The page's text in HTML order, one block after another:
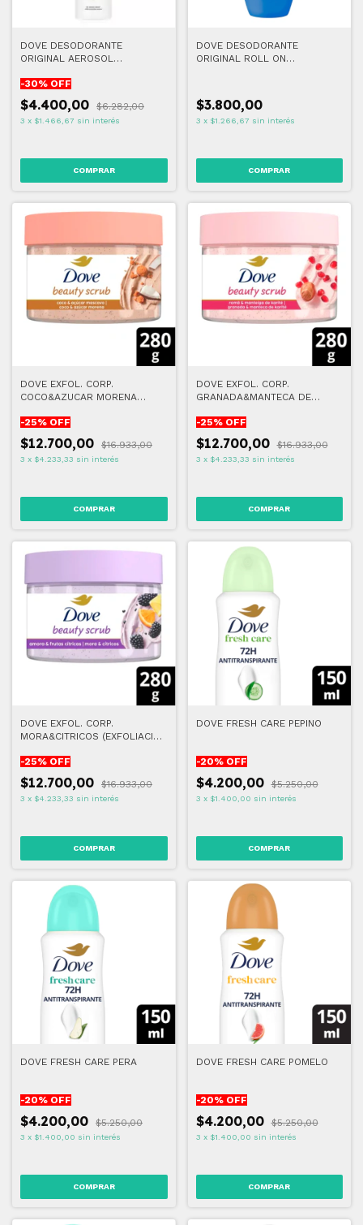
DOVE DESODORANTE
ORIGINAL AEROSOL
-30% OFF
$4.400,00 $6.282,00
3 x $1.466,67 sin interés
DOVE DESODORANTE
ORIGINAL ROLL ON
$3.800,00
3 x $1.266,67 sin interés
DOVE EXFOL. CORP.
COCO&AZUCAR MORENA
-25% OFF
$12.700,00 $16.933,00
3 x $4.233,33 sin interés
DOVE EXFOL. CORP.
GRANADA&MANTECA DE
MODERADA)
-25% OFF
$12.700,00 $16.933,00
3 x $4.233,33 sin interés
DOVE EXFOL. CORP.
MORA&CITRICOS (EXFOLIACIÓN
-25% OFF
$12.700,00 $16.933,00
3 x $4.233,33 sin interés
DOVE FRESH CARE PEPINO
-20% OFF
$4.200,00 $5.250,00
3 x $1.400,00 sin interés
DOVE FRESH CARE PERA
-20% OFF
$4.200,00 $5.250,00
3 x $1.400,00 sin interés
DOVE FRESH CARE POMELO
-20% OFF
$4.200,00 $5.250,00
3 x $1.400,00 sin interés